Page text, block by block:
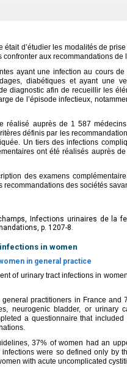
était d’étudier les modalités de
aux recommandations de
ayant une infection au cours
diabétiques et ayant une
diagnostic afin de recueillir les
de l’épisode infectieux,
réalisé auprès de 1 587
définis par les
Un tiers des infections
ont été réalisés auprès
des examens
des sociétés
Infections urinaires de la
p. 1207-8.
in women
in general practice
of urinary tract infections in
practitioners in France and
neurogenic bladder, or urinary
a questionnaire that
37% of women had an
were so defined only by
with acute uncomplicated